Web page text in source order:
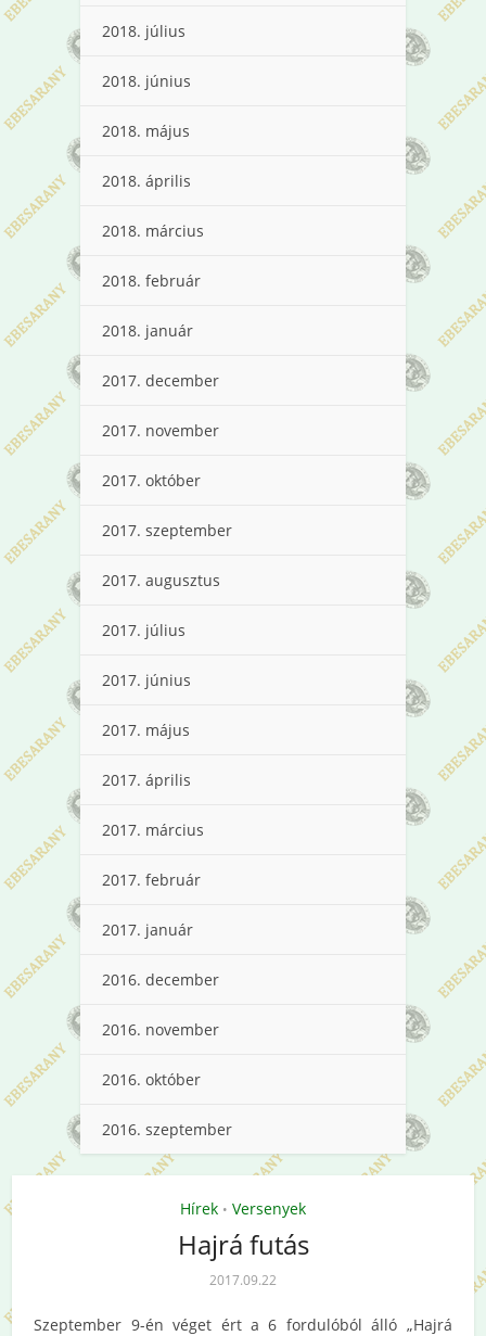
2018. július
2018. június
2018. május
2018. április
2018. március
2018. február
2018. január
2017. december
2017. november
2017. október
2017. szeptember
2017. augusztus
2017. július
2017. június
2017. május
2017. április
2017. március
2017. február
2017. január
2016. december
2016. november
2016. október
2016. szeptember
Hírek • Versenyek
Hajrá futás
2017.09.22
Szeptember 9-én véget ért a 6 fordulóból álló „Hajrá